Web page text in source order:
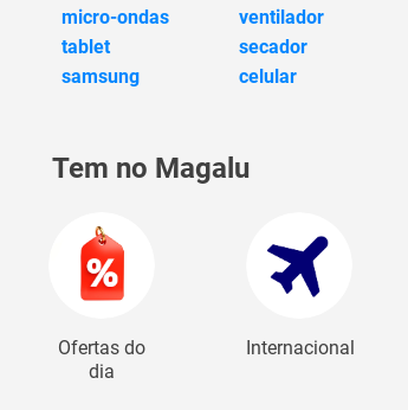
micro-ondas
ventilador
tablet
secador
samsung
celular
Tem no Magalu
Ofertas do
dia
Internacional